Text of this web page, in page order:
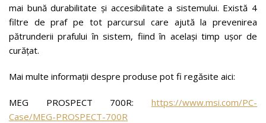
mai bună durabilitate și accesibilitate a sistemului. Există 4
filtre de praf pe tot parcursul care ajută la prevenirea
pătrunderii prafului în sistem, fiind în același timp ușor de
curățat.
Mai multe informații despre produse pot fi regăsite aici:
MEG PROSPECT 700R: https://www.msi.com/PC-
Case/MEG-PROSPECT-700R